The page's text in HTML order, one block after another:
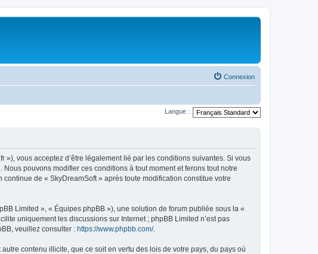
Connexion
Langue :
»), vous acceptez d’être légalement lié par les conditions suivantes. Si vous
pouvons modifier ces conditions à tout moment et ferons tout notre
de « SkyDreamSoft » après toute modification constitue votre
Limited », « Équipes phpBB »), une solution de forum publiée sous la «
uniquement les discussions sur Internet ; phpBB Limited n’est pas
veuillez consulter : https://www.phpbb.com/.
contenu illicite, que ce soit en vertu des lois de votre pays, du pays où